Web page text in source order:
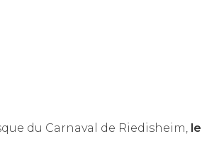
du Carnaval de Riedisheim,